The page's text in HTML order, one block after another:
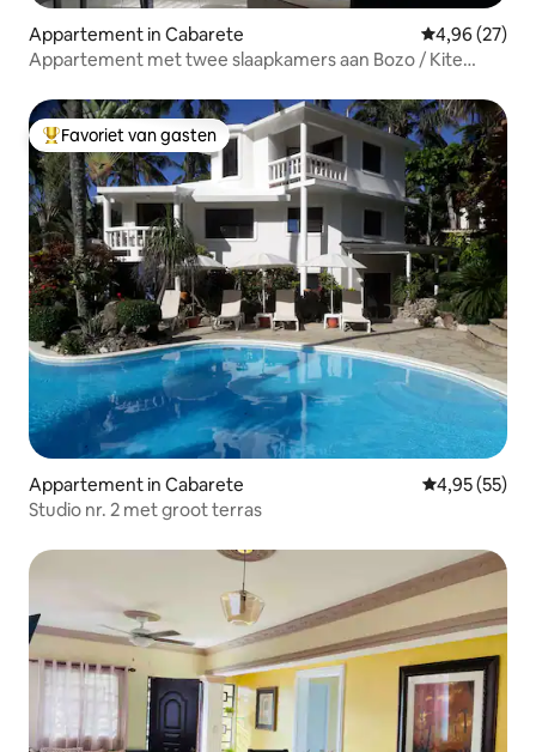
Appartement in Cabarete Gemiddelde
4,96 (27)
Appartement met twee slaapkamers aan Bozo / Kite
Topfavoriet van gasten
Favoriet van gasten
Appartement in Cabarete Gemiddelde
4,95 (55)
Studio nr. 2 met groot terras